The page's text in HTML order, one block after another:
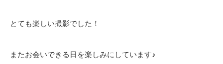
とても楽しい撮影でした！
またお会いできる日を楽しみにしています♪